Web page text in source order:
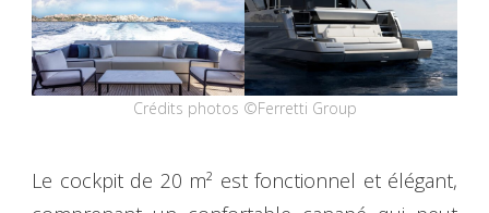
Crédits photos ©Ferretti Group
Le cockpit de 20 m² est fonctionnel et élégant,